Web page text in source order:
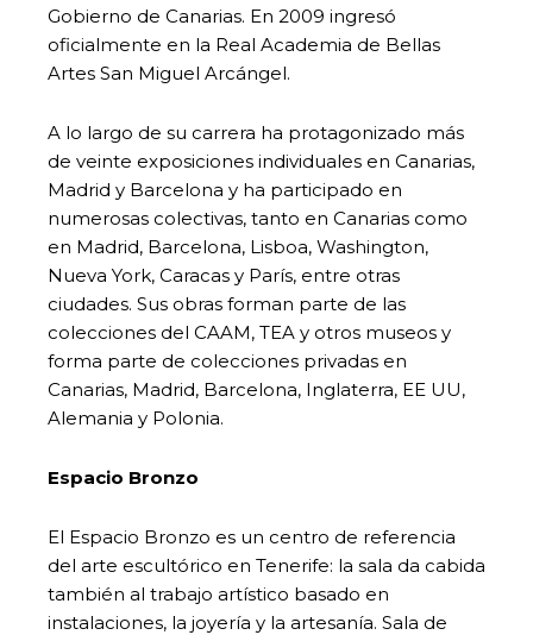
Gobierno de Canarias. En 2009 ingresó
oficialmente en la Real Academia de Bellas
Artes San Miguel Arcángel.
A lo largo de su carrera ha protagonizado más
de veinte exposiciones individuales en Canarias,
Madrid y Barcelona y ha participado en
numerosas colectivas, tanto en Canarias como
en Madrid, Barcelona, Lisboa, Washington,
Nueva York, Caracas y París, entre otras
ciudades. Sus obras forman parte de las
colecciones del CAAM, TEA y otros museos y
forma parte de colecciones privadas en
Canarias, Madrid, Barcelona, Inglaterra, EE UU,
Alemania y Polonia.
Espacio Bronzo
El Espacio Bronzo es un centro de referencia
del arte escultórico en Tenerife: la sala da cabida
también al trabajo artístico basado en
instalaciones, la joyería y la artesanía. Sala de